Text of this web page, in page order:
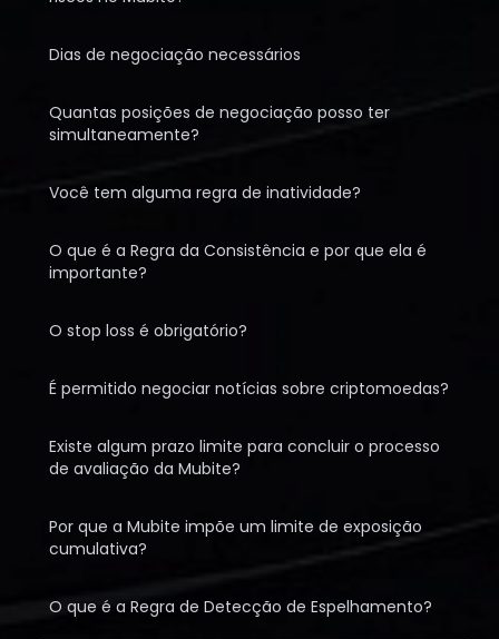
Dias de negociação necessários
Quantas posições de negociação posso ter
simultaneamente?
Você tem alguma regra de inatividade?
O que é a Regra da Consistência e por que ela é
importante?
O stop loss é obrigatório?
É permitido negociar notícias sobre criptomoedas?
Existe algum prazo limite para concluir o processo
de avaliação da Mubite?
Por que a Mubite impõe um limite de exposição
cumulativa?
O que é a Regra de Detecção de Espelhamento?